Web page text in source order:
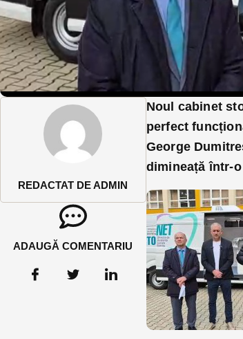
REDACTAT DE ADMIN
ADAUGĂ COMENTARIU
Noul cabinet
perfect
George
dimineață într-